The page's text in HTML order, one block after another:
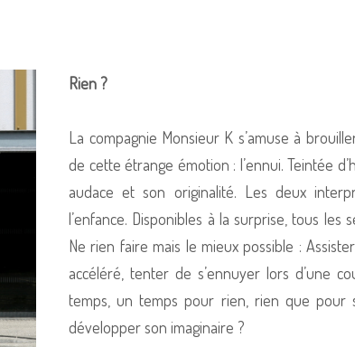
Rien ?
La compagnie Monsieur K s’amuse à
de cette étrange émotion : l’ennui. Teintée
audace et son originalité. Les deux
l’enfance. Disponibles à la surprise, tous
Ne rien faire mais le mieux possible :
accéléré, tenter de s’ennuyer lors d’une
temps, un temps pour rien, rien que pour
développer son imaginaire ?